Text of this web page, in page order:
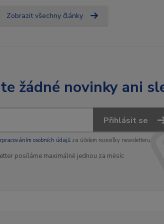
Zobrazit všechny články
žádné novinky ani
Přihlásit se
zpracováním osobních údajůza účelem rozesílky newsletteru.
posíláme maximálně jednou za měsíc